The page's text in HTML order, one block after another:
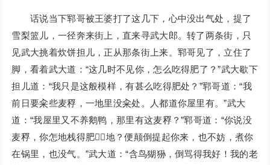
话说当下郓哥被王婆打了这几下，心中没出气处，提了
雪梨篮儿，一径奔来街上，直来寻武大郎。转了两条街，只
见武大挑着炊饼担儿，正从那条街上来。郓哥见了，立住了
脚，看着武大道：“这几时不见你，怎么吃得肥了？”武大歇下
担儿道：“我只是这般模样，有甚么吃得肥处？”郓哥道：“我
前日要籴些麦稃，一地里没籴处。人都道你屋里有。”武大
道：“我屋里又不养鹅鸭，那里有这麦稃？”郓哥道：“你说没
麦稃，你怎地栈得肥地？便颠倒提起你来，也不妨，煮你
在锅里，也没气。”武大道：“含鸟猢狲，倒骂得我好！我的老